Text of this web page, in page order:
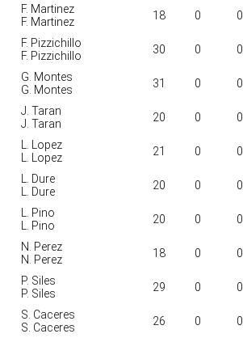
F. Martinez
F. Martinez
18 0 0
F. Pizzichillo
F. Pizzichillo
30 0 0
G. Montes
G. Montes
31 0 0
J. Taran
J. Taran
20 0 0
L. Lopez
L. Lopez
21 0 0
L. Dure
L. Dure
20 0 0
L. Pino
L. Pino
20 0 0
N. Perez
N. Perez
18 0 0
P. Siles
P. Siles
29 0 0
S. Caceres
S. Caceres
26 0 0